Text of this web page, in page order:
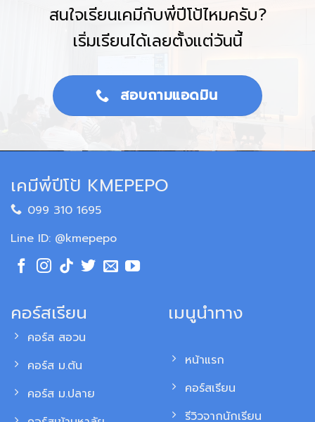
สนใจเรียนเคมีกับพี่ปีโป้ไหมครับ?
เริ่มเรียนได้เลยตั้งแต่วันนี้
สอบถามแอดมิน
เคมีพี่ปีโป้ KMEPEPO
099 310 1695
Line ID: @kmepepo
คอร์สเรียน
คอร์ส สอวน
คอร์ส ม.ต้น
คอร์ส ม.ปลาย
เมนูนำทาง
หน้าแรก
คอร์สเรียน
รีวิวจากนักเรียน